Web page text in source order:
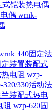
式铠装热电偶
偶 wrnk-
440固定法
定装置装配式
电阻 wzp-
320/330活动法
兰装配式热电
阻 wzp-620固